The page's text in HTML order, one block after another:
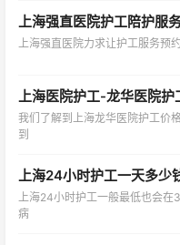
上海强直医院护工陪护服
上海医院护工-龙华医院护
我们了解到上海龙华医院护工
到
上海24小时护工一天多少
上海24小时护工一般最低也会
病